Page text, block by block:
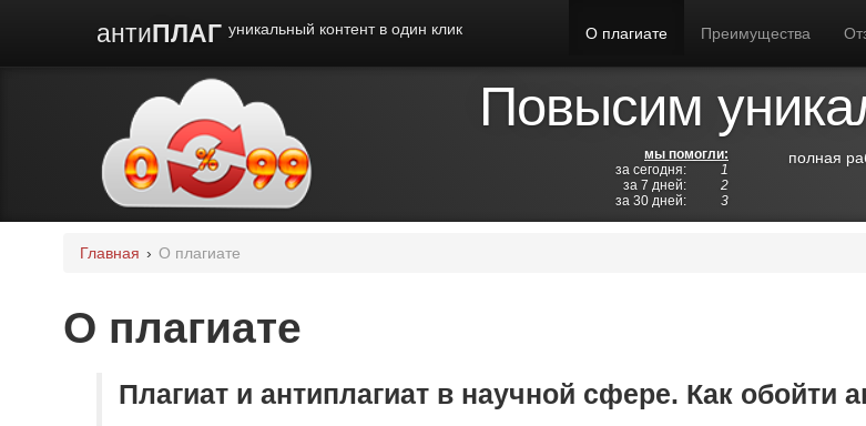
антиПЛАГ уникальный контент в один клик О плагиате Преимущества
Повысим
мы помогли:
за сегодня:
1
за 7 дней:
2
за 30 дней:
3
полная
Главная › О плагиате
О плагиате
Плагиат и антиплагиат в научной сфере. Как обойти